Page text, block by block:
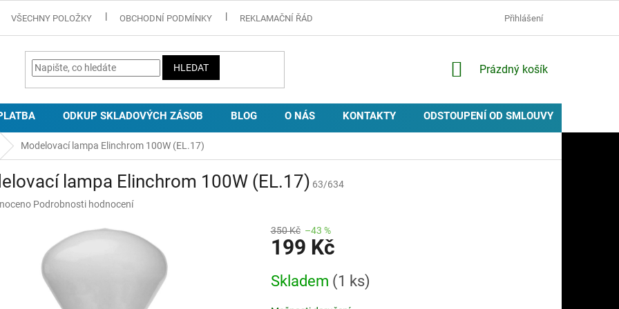
VŠECHNY POLOŽKY OBCHODNÍ PODMÍNKY REKLAMAČNÍ ŘÁD ZÁSADY POUŽÍVÁNÍ COOKIES
Přihlášení
HLEDAT
NÁKUPNÍ
Prázdný košík
ODKUP SKLADOVÝCH ZÁSOB BLOG O NÁS KONTAKTY ODSTOUPENÍ OD SMLOUVY
Modelovací lampa Elinchrom 100W (EL.17)
lampa Elinchrom 100W (EL.17) 63/634
Podrobnosti hodnocení
350 Kč –43 %
199 Kč
cena:
Skladem (1 ks)